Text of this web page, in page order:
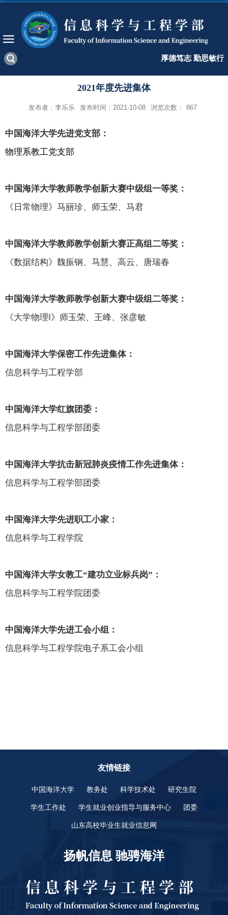
厚德笃志 勤思敏行
2021年度先进集体
发布者：李乐乐 发布时间：2021-10-08 浏览次数： 867
中国海洋大学先进党支部：
物理系教工党支部
中国海洋大学教师教学创新大赛中级组一等奖：
《日常物理》马丽珍、师玉荣、马君
中国海洋大学教师教学创新大赛正高组二等奖：
《数据结构》魏振钢、马慧、高云、唐瑞春
中国海洋大学教师教学创新大赛中级组二等奖：
《大学物理‖》师玉荣、王峰、张彦敏
中国海洋大学保密工作先进集体：
信息科学与工程学部
中国海洋大学红旗团委：
信息科学与工程学部团委
中国海洋大学抗击新冠肺炎疫情工作先进集体：
信息科学与工程学部团委
中国海洋大学先进职工小家：
信息科学与工程学院
中国海洋大学女教工“建功立业标兵岗”：
信息科学与工程学院团委
中国海洋大学先进工会小组：
信息科学与工程学院电子系工会小组
友情链接
中国海洋大学 教务处 科学技术处 研究生院
学生工作处 学生就业创业指导与服务中心 团委
山东高校毕业生就业信息网
扬帆信息 驰骋海洋